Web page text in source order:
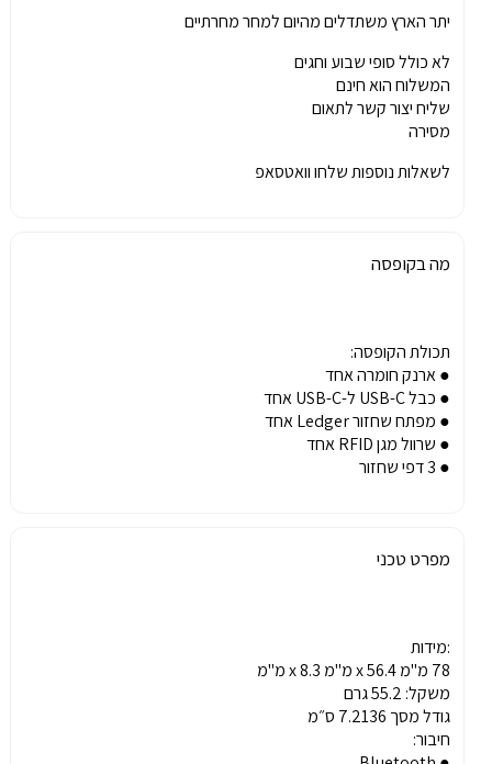
יתר הארץ משתדלים מהיום למחר מחרתיים
לא כולל סופי שבוע וחגים
המשלוח הוא חינם
שליח יצור קשר לתאום
מסירה
לשאלות נוספות שלחו וואטסאפ
מה בקופסה
תכולת הקופסה:
● ארנק חומרה אחד
● כבל USB-C ל-USB-C אחד
● מפתח שחזור Ledger אחד
● שרוול מגן RFID אחד
● 3 דפי שחזור
מפרט טכני
:מידות
78 מ"מ x 56.4 מ"מ x 8.3 מ"מ
משקל: 55.2 גרם
גודל מסך 7.2136 ס״מ
חיבור: